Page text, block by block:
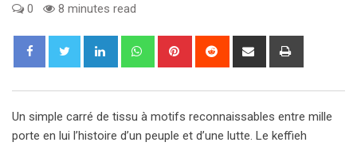
0 8 minutes read
LinkedIn WhatsappPinterest Reddit
Partager
Un simple carré de tissu à motifs reconnaissables entre mille
porte en lui l’histoire d’un peuple et d’une lutte. Le keffieh